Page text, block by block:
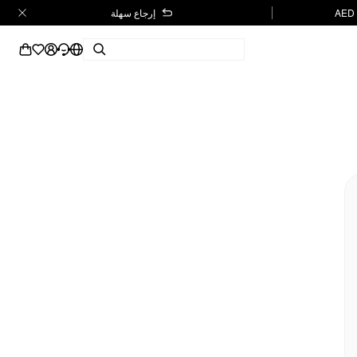
إرجاع سهلة